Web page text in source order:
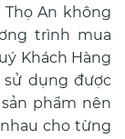
An không
trình mua
Khách Hàng
dụng được
phẩm nên
cho từng